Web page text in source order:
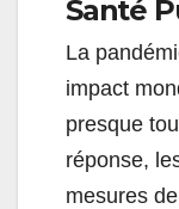
Santé
La
impact
presque
réponse,
mesures